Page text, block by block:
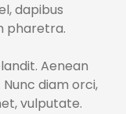
dapibus
pharetra.
Aenean
Nunc diam orci,
vulputate.